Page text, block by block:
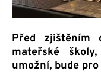
Před zjištěním
mateřské
umožní, bude